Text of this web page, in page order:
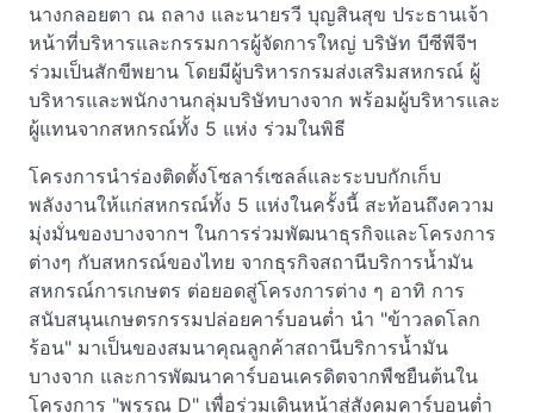
นางกลอยตา ณ ถลาง และนายรวี บุญสินสุข ประธานเจ้า
หน้าที่บริหารและกรรมการผู้จัดการใหญ่ บริษัท บีซีพีจีฯ
ร่วมเป็นสักขีพยาน โดยมีผู้บริหารกรมส่งเสริมสหกรณ์ ผู้
บริหารและพนักงานกลุ่มบริษัทบางจาก พร้อมผู้บริหารและ
ผู้แทนจากสหกรณ์ทั้ง 5 แห่ง ร่วมในพิธี
โครงการนำร่องติดตั้งโซลาร์เซลล์และระบบกักเก็บ
พลังงานให้แก่สหกรณ์ทั้ง 5 แห่งในครั้งนี้ สะท้อนถึงความ
มุ่งมั่นของบางจากฯ ในการร่วมพัฒนาธุรกิจและโครงการ
ต่างๆ กับสหกรณ์ของไทย จากธุรกิจสถานีบริการน้ำมัน
สหกรณ์การเกษตร ต่อยอดสู่โครงการต่าง ๆ อาทิ การ
สนับสนุนเกษตรกรรมปล่อยคาร์บอนต่ำ นำ "ข้าวลดโลก
ร้อน" มาเป็นของสมนาคุณลูกค้าสถานีบริการน้ำมัน
บางจาก และการพัฒนาคาร์บอนเครดิตจากพืชยืนต้นใน
โครงการ "พรรณ D" เพื่อร่วมเดินหน้าสู่สังคมคาร์บอนต่ำ